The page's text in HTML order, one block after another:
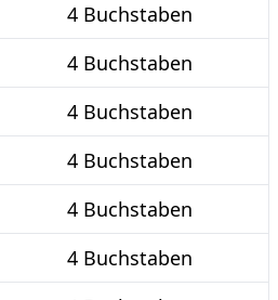
4 Buchstaben
4 Buchstaben
4 Buchstaben
4 Buchstaben
4 Buchstaben
4 Buchstaben